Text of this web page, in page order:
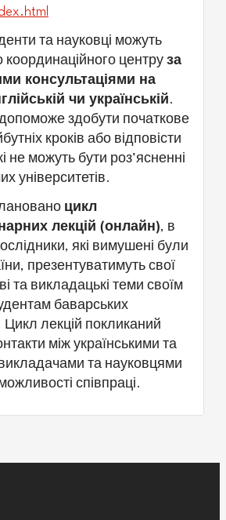
та науковці можуть
координаційного центру за
консультаціями на
чи українській.
допоможе здобути початкове
кроків або відповісти
не можуть бути роз’ясненні
університетів.
цикл
лекцій (онлайн), в
які вимушені були
презентуватимуть свої
та викладацькі теми своїм
баварських
Цикл лекцій покликаний
між українськими та
та науковцями
співпраці.